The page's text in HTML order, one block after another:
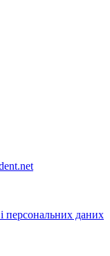
персональних даних